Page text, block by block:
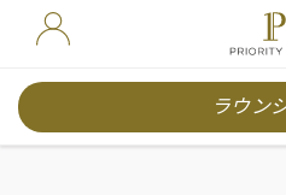
ラウン